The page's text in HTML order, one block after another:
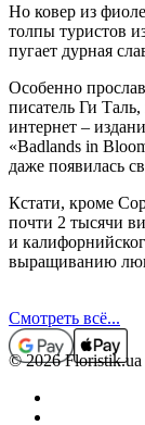
Но ковер из
толпы туристов
пугает дурная
Особенно
писатель Ги
интернет –
«Badlands in
даже появилась
Кстати, кроме
почти 2 тысячи
и
выращиванию
Смотреть всё...
© 2026 Floristik.ua